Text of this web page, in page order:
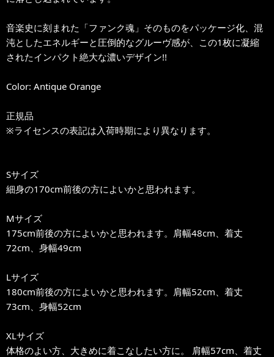
音楽史に刻まれた「ファンク魂」そのものをパッケージ化、混
沌としたエネルギーと圧倒的なグルーヴ感が、この1枚に凝縮
されたインパクト絶大な濃いデザイン!!
Color: Antique Orange
正規品
※ライセンスの表記は入荷時期により異なります。
Sサイズ
細身の170cm前後の方によいかと思われます。
Mサイズ
175cm前後の方によいかと思われます。肩幅48cm、着丈
72cm、身幅49cm
Lサイズ
180cm前後の方によいかと思われます。肩幅52cm、着丈
73cm、身幅52cm
XLサイズ
体格のよい方、大きめに着こなしたい方に。 肩幅57cm、着丈